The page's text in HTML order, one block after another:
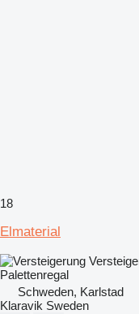
18
Elmaterial
Palettenregal
Schweden, Karlstad
Klaravik Sweden